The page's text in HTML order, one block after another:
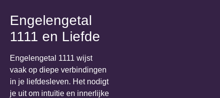
Engelengetal
1111 en Liefde
Engelengetal 1111 wijst
vaak op diepe verbindingen
in je liefdesleven. Het nodigt
je uit om intuïtie en innerlijke